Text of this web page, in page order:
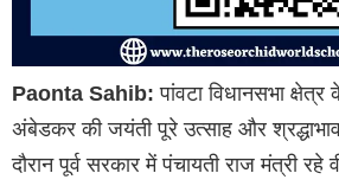
Paonta Sahib: पांवटा विधानसभा क्षेत्र
अंबेडकर की जयंती पूरे उत्साह और
दौरान पूर्व सरकार में पंचायती राज मंत्री रहे